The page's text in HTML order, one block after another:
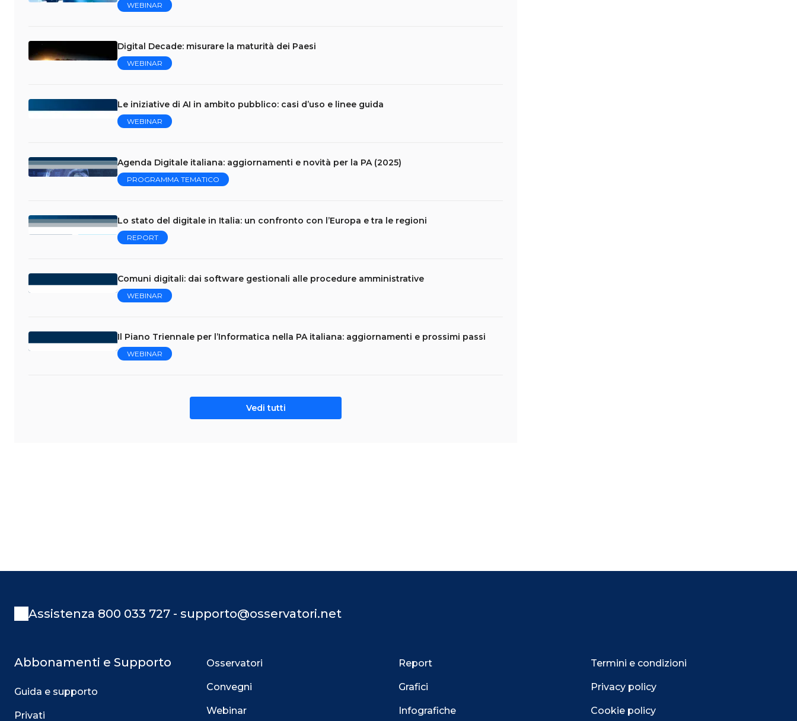
WEBINAR
Digital Decade: misurare la maturità dei Paesi
WEBINAR
Le iniziative di AI in ambito pubblico: casi d’uso e linee guida
WEBINAR
Agenda Digitale italiana: aggiornamenti e novità per la PA (2025)
PROGRAMMA TEMATICO
Lo stato del digitale in Italia: un confronto con l’Europa e tra le regioni
REPORT
Comuni digitali: dai software gestionali alle procedure amministrative
WEBINAR
Il Piano Triennale per l’Informatica nella PA italiana: aggiornamenti e prossimi passi
WEBINAR
Vedi tutti
Assistenza 800 033 727 - supporto@osservatori.net
Abbonamenti e Supporto
Guida e supporto
Privati
Osservatori
Convegni
Webinar
Report
Grafici
Infografiche
Termini e condizioni
Privacy policy
Cookie policy